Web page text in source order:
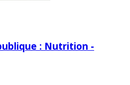
: Nutrition -